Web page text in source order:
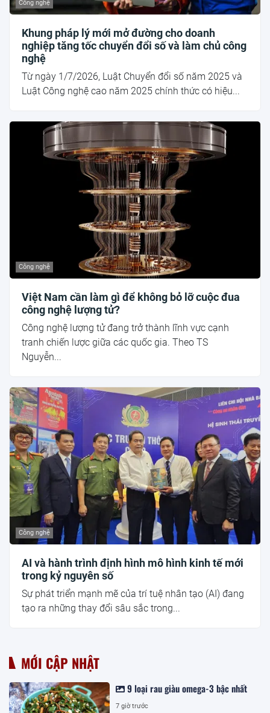
Công nghệ
Khung pháp lý mới mở đường cho doanh
nghiệp tăng tốc chuyển đổi số và làm chủ công
nghệ
Từ ngày 1/7/2026, Luật Chuyển đổi số năm 2025 và
Luật Công nghệ cao năm 2025 chính thức có hiệu...
Công nghệ
Việt Nam cần làm gì để không bỏ lỡ cuộc đua
công nghệ lượng tử?
Công nghệ lượng tử đang trở thành lĩnh vực cạnh
tranh chiến lược giữa các quốc gia. Theo TS
Nguyễn...
Công nghệ
AI và hành trình định hình mô hình kinh tế mới
trong kỷ nguyên số
Sự phát triển mạnh mẽ của trí tuệ nhân tạo (AI) đang
tạo ra những thay đổi sâu sắc trong...
MỚI CẬP NHẬT
9 loại rau giàu omega-3 bậc nhất
7 giờ trước